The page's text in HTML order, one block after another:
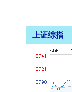
上证综指